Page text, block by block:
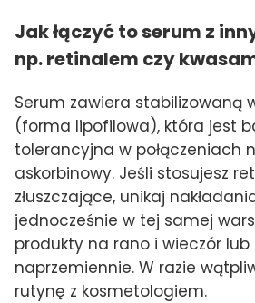
Jak łączyć to serum z
np. retinalem czy
Serum zawiera stabilizowaną
(forma lipofilowa), która jest
tolerancyjna w połączeniach
askorbinowy. Jeśli stosujesz
złuszczające, unikaj
jednocześnie w tej samej
produkty na rano i wieczór lub
naprzemiennie. W razie
rutynę z kosmetologiem.